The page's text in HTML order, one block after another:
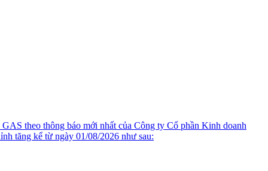
theo thông báo mới nhất của Công ty Cổ phần Kinh doanh
tăng kể từ ngày 01/08/2026 như sau: